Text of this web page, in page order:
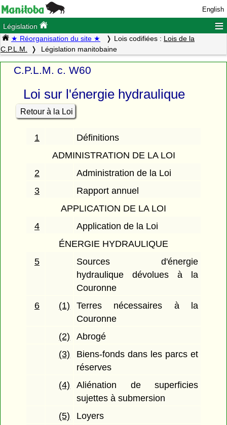
English
Législation ≡
★ Réorganisation du site ★ Lois codifiées : Lois de la
C.P.L.M.
Législation manitobaine
C.P.L.M. c. W60
Loi sur l'énergie hydraulique
Retour à la Loi
1
Définitions
ADMINISTRATION DE LA LOI
2
Administration de la Loi
3
Rapport annuel
APPLICATION DE LA LOI
4
Application de la Loi
ÉNERGIE HYDRAULIQUE
5
Sources d'énergie
hydraulique dévolues à la
Couronne
6
(1)
Terres nécessaires à la
Couronne
(2)
Abrogé
(3)
Biens-fonds dans les parcs et
réserves
(4)
Aliénation de superficies
sujettes à submersion
(5)
Loyers